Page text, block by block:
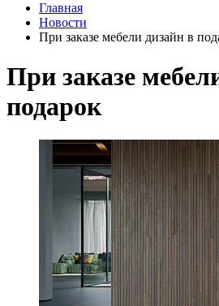
Главная
Новости
При заказе мебели дизайн в
При заказе
подарок